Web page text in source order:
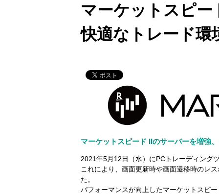
マーケットスピ
快適なトレード環
マーケットスピード IIのサーバーを増強
2021年5月12日（水）にPCトレーディング
これにより、画面更新時や画面遷移時のレ
た。
パフォーマンスが向上したマーケットスピ